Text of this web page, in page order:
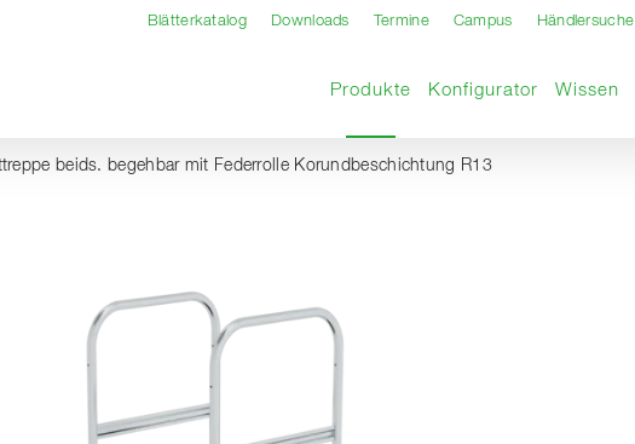
Blätterkatalog Downloads Termine Campus Händlersuche
Produkte Aktuelle Seite
Konfigurator Wissen
beids. begehbar mit Federrolle Korundbeschichtung R13